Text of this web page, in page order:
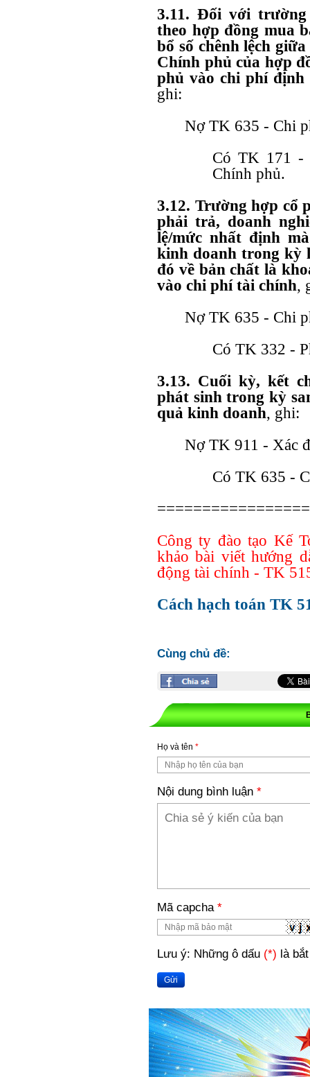
3.11. Đối với
theo hợp đồng mua
bổ số chênh lệch
Chính phủ của hợp
phủ vào chi phí
ghi:
Nợ TK 635 - Chi
Có TK 171 -
Chính phủ.
3.12. Trường hợp cổ
phải trả, doanh
lệ/mức nhất định
kinh doanh trong kỳ
đó về bản chất là
vào chi phí tài chính,
Nợ TK 635 - Chi
Có TK 332 -
3.13. Cuối kỳ, kết
phát sinh trong kỳ
quả kinh doanh, ghi:
Nợ TK 911 - Xác
Có TK 635 -
Công ty đào tạo Kế
khảo bài viết hướng
động tài chính - TK
Cách hạch toán TK
Cùng chủ đề:
Họ và tên *
Nội dung bình luận *
Mã capcha *
Lưu ý: Những ô dấu (*) là
Gửi